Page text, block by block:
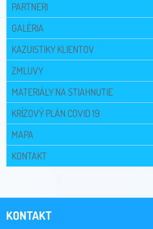
PARTNERI
GALÉRIA
KAZUISTIKY KLIENTOV
ZMLUVY
MATERIÁLY NA STIAHNUTIE
KRÍZOVÝ PLÁN COVID 19
MAPA
KONTAKT
KONTAKT